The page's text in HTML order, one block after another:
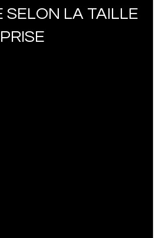
SELON LA TAILLE